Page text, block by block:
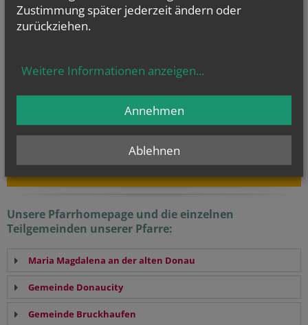
Regelmäßige Gottesdienste
Kalender und Gottesdienste
Wenn das Weizenkorn stirbt, bringt es reiche Frucht
Unsere Pfarrhomepage und die einzelnen
Teilgemeinden unserer Pfarre:
Maria Magdalena an der alten Donau
Gemeinde Donaucity
Gemeinde Bruckhaufen
Zustimmung später jederzeit ändern oder
zurückziehen.
Weitere Informationen anzeigen...
Ablehnen
Annehmen